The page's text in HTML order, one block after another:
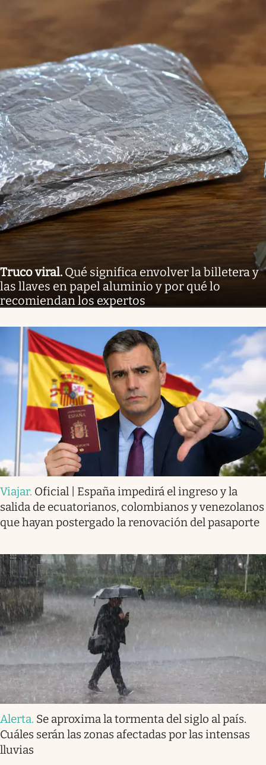
Truco viral. Qué significa envolver la billetera y
las llaves en papel aluminio y por qué lo
recomiendan los expertos
Viajar. Oficial | España impedirá el ingreso y la
salida de ecuatorianos, colombianos y venezolanos
que hayan postergado la renovación del pasaporte
Alerta. Se aproxima la tormenta del siglo al país.
Cuáles serán las zonas afectadas por las intensas
lluvias